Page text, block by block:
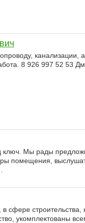
канализации,
8 926 997 52 53
ключ. Мы рады
помещения,
сфере строительства,
укомплектованы